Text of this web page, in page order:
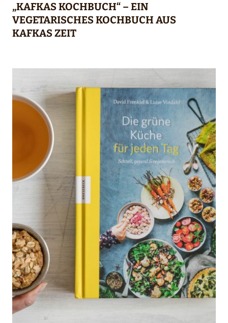
„KAFKAS KOCHBUCH“ – EIN
VEGETARISCHES KOCHBUCH AUS
KAFKAS ZEIT